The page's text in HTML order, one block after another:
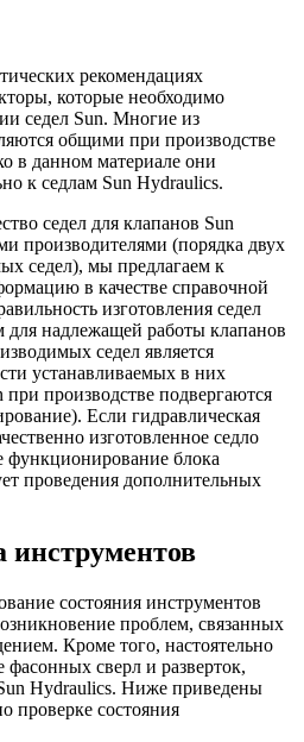
рекомендациях
которые необходимо
седел Sun. Многие из
общими при производстве
в данном материале они
к седлам Sun Hydraulics.
седел для клапанов Sun
производителями (порядка двух
седел), мы предлагаем к
в качестве справочной
изготовления седел
для надлежащей работы клапанов
седел является
устанавливаемых в них
производстве подвергаются
Если гидравлическая
изготовленное седло
функционирование блока
проведения дополнительных
инструментов
состояния инструментов
проблем, связанных
Кроме того, настоятельно
сверл и разверток,
Hydraulics. Ниже приведены
проверке состояния